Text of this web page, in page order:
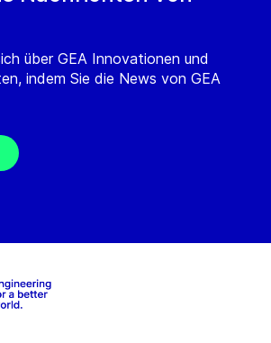
über GEA Innovationen und
indem Sie die News von GEA